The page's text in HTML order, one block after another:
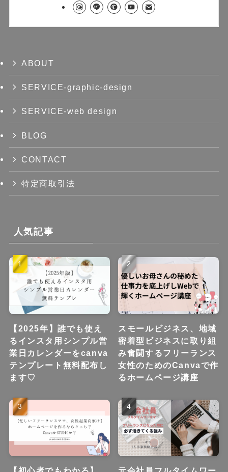
ABOUT
SERVICE-graphic-design
SERVICE-web design
BLOG
CONTACT
特定商取引法
人気記事
【2025年】誰でも使え
るインスタ用シンプル営
業日カレンダーをcanva
テンプレート無料配布し
ます♡
スモールビジネス、地域
密着型ビジネスに取り組
み奮闘するフリーランス
女性のためのCanvaで作
るホームページ講座